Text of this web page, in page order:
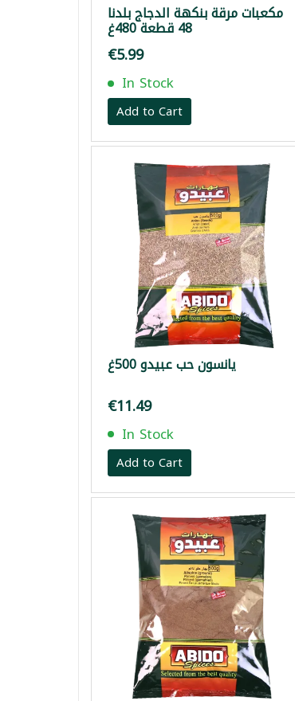
مكعبات مرقة بنكهة الدجاج بلدنا
48 قطعة 480غ
€5.99
In Stock
Add to Cart
يانسون حب عبيدو 500غ
€11.49
In Stock
Add to Cart